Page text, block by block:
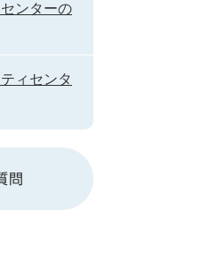
ンターの
ィセンタ
問